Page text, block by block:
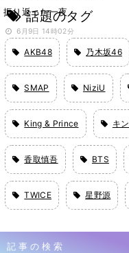
振り返った一夜
6月9日 14時02分
話題のタグ
AKB48 乃木坂46
SMAP NiziU
King & Prince キ
香取慎吾 BTS
TWICE 星野源
記事の検索